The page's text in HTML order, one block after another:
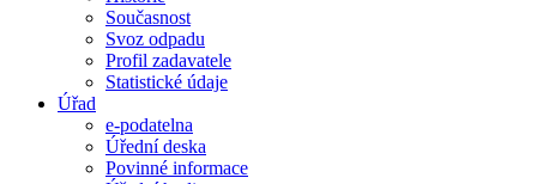
Současnost
Svoz odpadu
Profil zadavatele
Statistické údaje
Úřad
e-podatelna
Úřední deska
Povinné informace